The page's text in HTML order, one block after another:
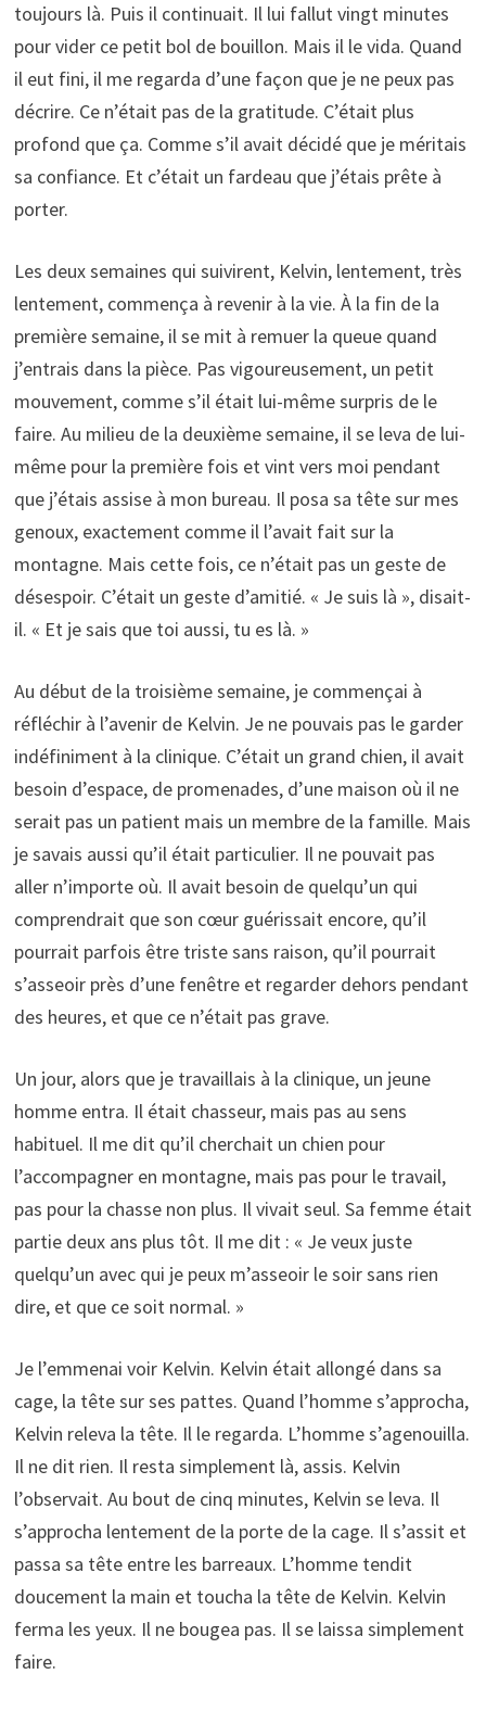
toujours là. Puis il continuait. Il lui fallut vingt minutes
pour vider ce petit bol de bouillon. Mais il le vida. Quand
il eut fini, il me regarda d’une façon que je ne peux pas
décrire. Ce n’était pas de la gratitude. C’était plus
profond que ça. Comme s’il avait décidé que je méritais
sa confiance. Et c’était un fardeau que j’étais prête à
porter.
Les deux semaines qui suivirent, Kelvin, lentement, très
lentement, commença à revenir à la vie. À la fin de la
première semaine, il se mit à remuer la queue quand
j’entrais dans la pièce. Pas vigoureusement, un petit
mouvement, comme s’il était lui-même surpris de le
faire. Au milieu de la deuxième semaine, il se leva de lui-
même pour la première fois et vint vers moi pendant
que j’étais assise à mon bureau. Il posa sa tête sur mes
genoux, exactement comme il l’avait fait sur la
montagne. Mais cette fois, ce n’était pas un geste de
désespoir. C’était un geste d’amitié. « Je suis là », disait-
il. « Et je sais que toi aussi, tu es là. »
Au début de la troisième semaine, je commençai à
réfléchir à l’avenir de Kelvin. Je ne pouvais pas le garder
indéfiniment à la clinique. C’était un grand chien, il avait
besoin d’espace, de promenades, d’une maison où il ne
serait pas un patient mais un membre de la famille. Mais
je savais aussi qu’il était particulier. Il ne pouvait pas
aller n’importe où. Il avait besoin de quelqu’un qui
comprendrait que son cœur guérissait encore, qu’il
pourrait parfois être triste sans raison, qu’il pourrait
s’asseoir près d’une fenêtre et regarder dehors pendant
des heures, et que ce n’était pas grave.
Un jour, alors que je travaillais à la clinique, un jeune
homme entra. Il était chasseur, mais pas au sens
habituel. Il me dit qu’il cherchait un chien pour
l’accompagner en montagne, mais pas pour le travail,
pas pour la chasse non plus. Il vivait seul. Sa femme était
partie deux ans plus tôt. Il me dit : « Je veux juste
quelqu’un avec qui je peux m’asseoir le soir sans rien
dire, et que ce soit normal. »
Je l’emmenai voir Kelvin. Kelvin était allongé dans sa
cage, la tête sur ses pattes. Quand l’homme s’approcha,
Kelvin releva la tête. Il le regarda. L’homme s’agenouilla.
Il ne dit rien. Il resta simplement là, assis. Kelvin
l’observait. Au bout de cinq minutes, Kelvin se leva. Il
s’approcha lentement de la porte de la cage. Il s’assit et
passa sa tête entre les barreaux. L’homme tendit
doucement la main et toucha la tête de Kelvin. Kelvin
ferma les yeux. Il ne bougea pas. Il se laissa simplement
faire.